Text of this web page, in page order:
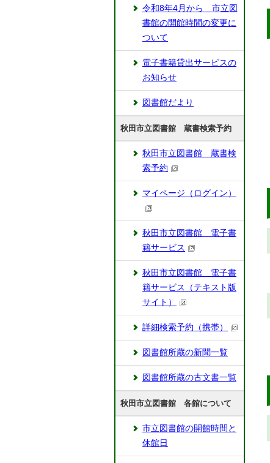
令和8年4月から 市立図
書館の開館時間の変更に
ついて
電子書籍貸出サービスの
お知らせ
図書館だより
秋田市立図書館 蔵書検索予約
秋田市立図書館 蔵書検
索予約
マイページ（ログイン）
秋田市立図書館 電子書
籍サービス
秋田市立図書館 電子書
籍サービス（テキスト版
サイト）
詳細検索予約（携帯）
図書館所蔵の新聞一覧
図書館所蔵の古文書一覧
秋田市立図書館 各館について
市立図書館の開館時間と
休館日